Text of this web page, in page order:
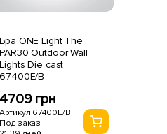
Бра ONE Light The
PAR30 Outdoor Wall
Lights Die cast
67400E/B
4709 грн
Артикул 67400E/B
Под заказ